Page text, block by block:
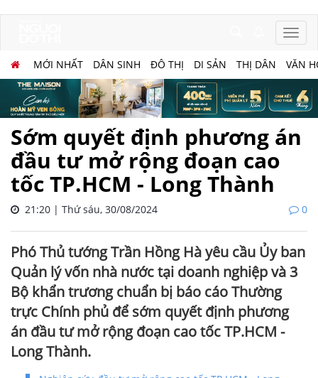
MỚI NHẤT DÂN SINH ĐÔ THỊ DI SẢN THỊ DÂN VĂN
Sớm quyết định phương án
đầu tư mở rộng đoạn cao
tốc TP.HCM - Long Thành
21:20 | Thứ sáu, 30/08/2024 0
Phó Thủ tướng Trần Hồng Hà yêu cầu Ủy ban
Quản lý vốn nhà nước tại doanh nghiệp và 3
Bộ khẩn trương chuẩn bị báo cáo Thường
trực Chính phủ để sớm quyết định phương
án đầu tư mở rộng đoạn cao tốc TP.HCM -
Long Thành.